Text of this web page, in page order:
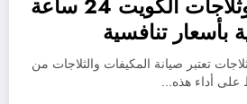
صيانة مكيفات وثلاجات الكويت 24 ساعة
بأسعار تنافسية
تعتبر صيانة المكيفات والثلاجات من
على أداء هذه…